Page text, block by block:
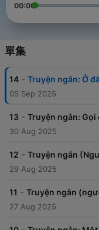
00:00
單集
14 - Truyện ngắn: Ở
05 Sep 2025
13 - Truyện ngắn: Gọi
30 Aug 2025
12 - Truyện ngắn
29 Aug 2025
11 - Truyện ngắn
27 Aug 2025